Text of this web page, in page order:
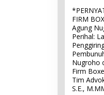
FIRM
Agung
Perihal:
Nugroho
Firm
Tim
S.E.,